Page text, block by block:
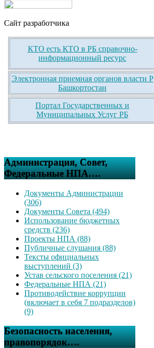
Сайт разработчика
КТО есть КТО в РБ справочно-
информационный ресурс
Электронная приемная органов власти Р
Башкортостан
Портал Государственных и
Муниципальных Услуг РБ
Администрация, Совет,
Федеральные НПА….
Документы Администрации
(306)
Документы Совета (494)
Использование бюджетных
средств (236)
Проекты НПА (88)
Публичные слушания (88)
Тексты официальных
выступлений (3)
Устав сельского поселения (21)
Федеральные НПА (21)
Противодействие коррупции
(включает в себя 7 подразделов)
(9)
Безопасность населения,
правопорядок….